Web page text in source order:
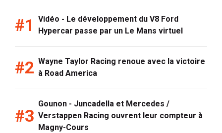
Vidéo - Le développement du V8 Ford
Hypercar passe par un Le Mans virtuel
Wayne Taylor Racing renoue avec la victoire
à Road America
Gounon - Juncadella et Mercedes /
Verstappen Racing ouvrent leur compteur à
Magny-Cours